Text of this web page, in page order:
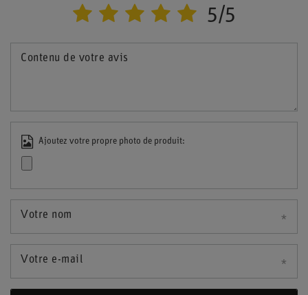
5/5
Contenu de votre avis
Ajoutez votre propre photo de produit:
Votre nom
Votre e-mail